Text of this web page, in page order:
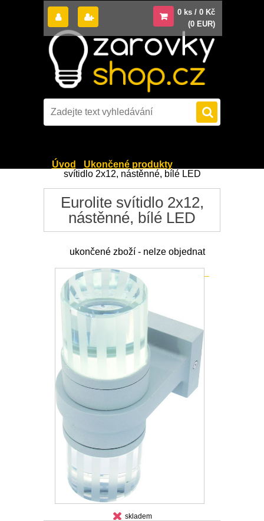
0 ks / 0 Kč
(0 EUR)
Úvod Ukončené produkty»
svítidlo 2x12, nástěnné, bílé LED
Eurolite svítidlo 2x12,
nástěnné, bílé LED
ukončené zboží - nelze objednat
skladem